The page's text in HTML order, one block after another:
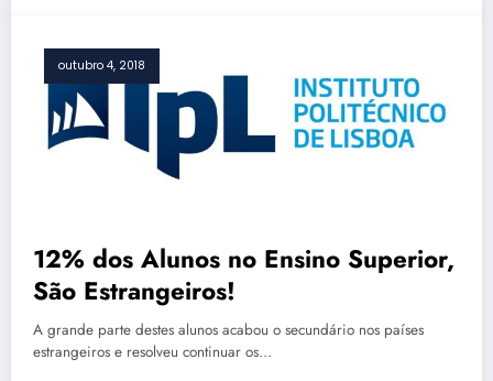
outubro 4, 2018
12% dos Alunos no Ensino Superior,
São Estrangeiros!
A grande parte destes alunos acabou o secundário nos países
estrangeiros e resolveu continuar os…